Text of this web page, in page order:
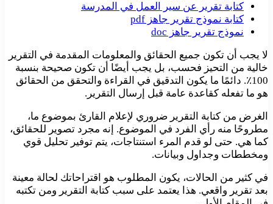
كتابة تقرير عن سير العمل في المدرسة
كتابة نموذج تقرير جاهز pdf
نموذج تقرير جاهز doc
لا يجب أن تكون جميع الحقائق والمعلومات المقدمة في التقرير
خالية من التحيز فحسب، بل يجب أيضًا أن تكون صحيحة بنسبة
100٪. دائمًا ما يكون التدقيق في القراءة والتحقق من الحقائق
هو ما تفعله كقاعدة عامة قبل إرسال التقرير.
الغرض من كتابة التقرير ضروري لإعلام القارئ بموضوع ما،
مطروحًا منه رأي الفرد في الموضوع. إنه مجرد تصوير للحقائق،
كما هي. حتى لو قدم المرء استنتاجات، يتم توفير تحليل قوي
ومخططات وجداول وبيانات.
في كثير من الحالات، يكون المطلوب هو اقتراحاتك لحالة معينة
بعد تقرير واقعي. هذا يعتمد على سبب كتابة التقرير ومن تكتبه